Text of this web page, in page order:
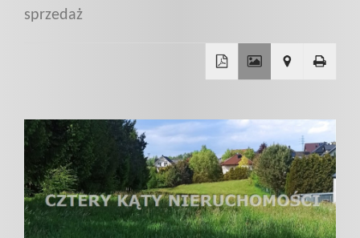
Zgłoszenia
Zgłoś
sprzedaż
−